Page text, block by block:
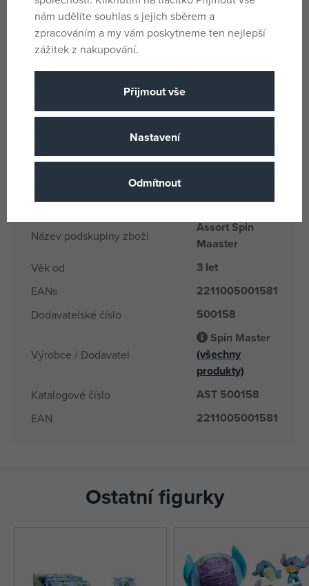
Patrola s funkčními záchranářskými doplňky. Toto štěňátko
se může zachytit na cokoliv a vyhoupnout se pro
záchranu! Led nebo sníh, Everest je připraven jít!
patrola
Rozměry produktu 0 x 7.5 x 0
Název podskupiny zboži
Assort Spin
Maaster
Věk od 3 let
EANs 2211005001581
Dodavatelské číslo 500158
Výrobce / Dodavatel
Spin Master
(všechny
produkty)
Katalogové číslo AST 500158
EAN 2211005001581
Ostatní figurky
nám udělíte souhlas s jejich sběrem a
zpracováním a my vám poskytneme ten nejlepší
zážitek z nakupování.
Přijmout vše
Nastavení
Odmítnout